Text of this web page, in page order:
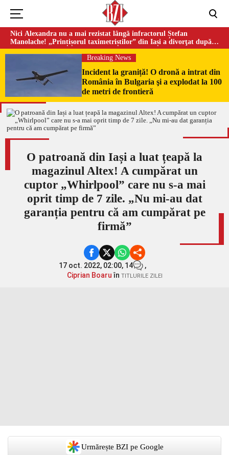
Nici Alexandra nu a mai rezistat lângă infractorul Ștefan
Manolache! „Prințișorul taximetriștilor” din Iași a divorţat după
doi ani de căsnicie
Breaking News
Incident la graniță! O dronă a intrat din
România în Bulgaria şi a explodat la 100
de metri de frontieră
O patroană din Iași a luat țeapă la
magazinul Altex! A cumpărat un
cuptor „Whirlpool” care nu s-a mai
oprit timp de 7 zile. „Nu mi-au dat
garanția pentru că am cumpărat pe
firmă”
17 oct. 2022, 02:00, 14
,
Ciprian Boaruîn TITLURILE ZILEI
Urmărește BZI pe Google